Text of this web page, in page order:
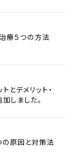
療５つの方法
とデメリット・
しました。
の原因と対策法